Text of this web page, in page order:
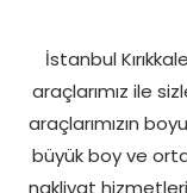
İstanbul
araçlarımız ile
araçlarımızın
büyük boy ve
nakliyat hizmetleri